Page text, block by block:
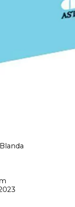
de un libro dedicado